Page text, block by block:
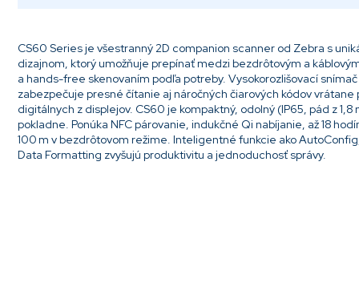
CS60 Series je všestranný 2D companion scanner od Zebra s
dizajnom, ktorý umožňuje prepínať medzi bezdrôtovým a
a hands-free skenovaním podľa potreby. Vysokorozlišovací
zabezpečuje presné čítanie aj náročných čiarových kódov vrátane
digitálnych z displejov. CS60 je kompaktný, odolný (IP65, pád z
pokladne. Ponúka NFC párovanie, indukčné Qi nabíjanie, až 18
100 m v bezdrôtovom režime. Inteligentné funkcie ako
Data Formatting zvyšujú produktivitu a jednoduchosť správy.